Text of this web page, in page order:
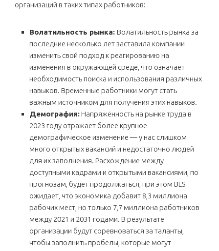
организаций в таких типах работников:
Волатильность рынка: Волатильность рынка за
последние несколько лет заставила компании
изменить свой подход к реагированию на
изменения в окружающей среде, что означает
необходимость поиска и использования различных
навыков. Временные работники могут стать
важным источником для получения этих навыков.
Демография: Напряжённость на рынке труда в
2023 году отражает более крупное
демографическое изменение — у нас слишком
много открытых вакансий и недостаточно людей
для их заполнения. Расхождение между
доступными кадрами и открытыми вакансиями, по
прогнозам, будет продолжаться, при этом BLS
ожидает, что экономика добавит 8,3 миллиона
рабочих мест, но только 7,7 миллиона работников
между 2021 и 2031 годами. В результате
организации будут соревноваться за таланты,
чтобы заполнить пробелы, которые могут